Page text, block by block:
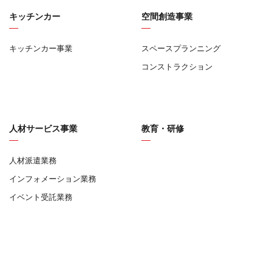
キッチンカー
キッチンカー事業
空間創造事業
スペースプランニング
コンストラクション
人材サービス事業
人材派遣業務
インフォメーション業務
イベント受託業務
教育・研修